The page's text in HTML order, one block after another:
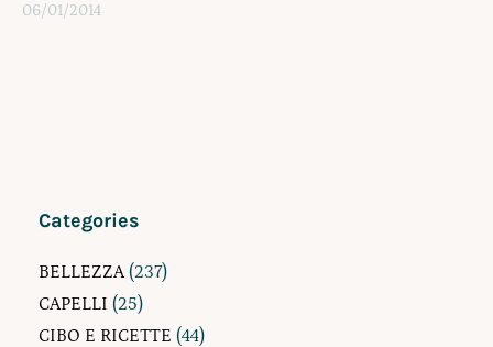
06/01/2014
Categories
BELLEZZA(237)
CAPELLI (25)
CIBO E RICETTE (44)